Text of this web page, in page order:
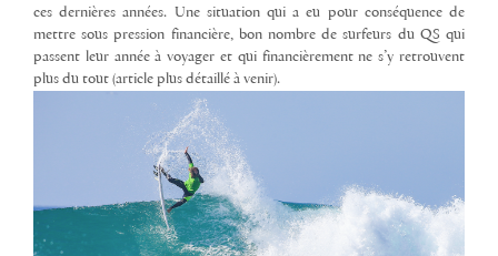
ces dernières années. Une situation qui a eu pour conséquence de
mettre sous pression financière, bon nombre de surfeurs du QS qui
passent leur année à voyager et qui financièrement ne s’y retrouvent
plus du tout (article plus détaillé à venir).